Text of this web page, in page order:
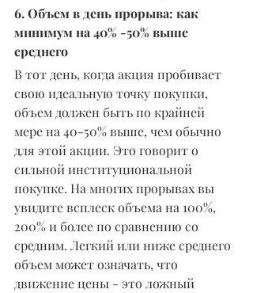
6. Объем в день прорыва: как
минимум на 40% -50% выше
среднего
В тот день, когда акция пробивает
свою идеальную точку покупки,
объем должен быть по крайней
мере на 40-50% выше, чем обычно
для этой акции. Это говорит о
сильной институциональной
покупке. На многих прорывах вы
увидите всплеск объема на 100%,
200% и более по сравнению со
средним. Легкий или ниже среднего
объем может означать, что
движение цены - это ложный